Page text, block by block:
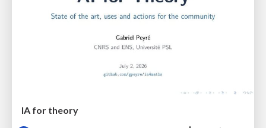
IA for theory